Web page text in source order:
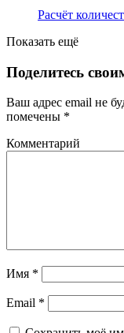
Расчёт
Показать ещё
Поделитесь
Ваш адрес email не
помечены *
Комментарий
Имя *
Email *